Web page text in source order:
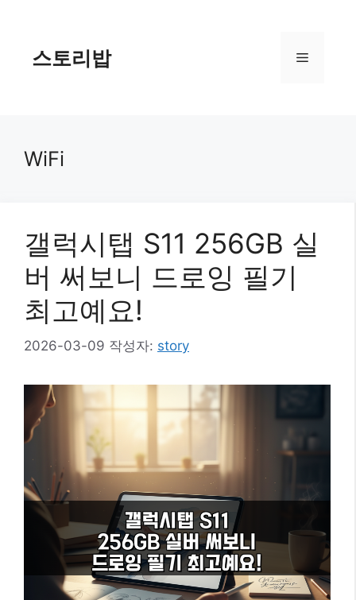
스토리밥 메
WiFi
갤럭시탭 S11 256GB 실
버 써보니 드로잉 필기
최고예요!
2026-03-09 작성자: story